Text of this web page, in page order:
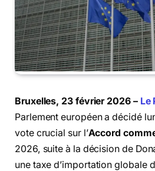
Bruxelles, 23 février 2026 – Le
Parlement européen a décidé
vote crucial sur l’Accord
2026, suite à la décision de
une taxe d’importation globale